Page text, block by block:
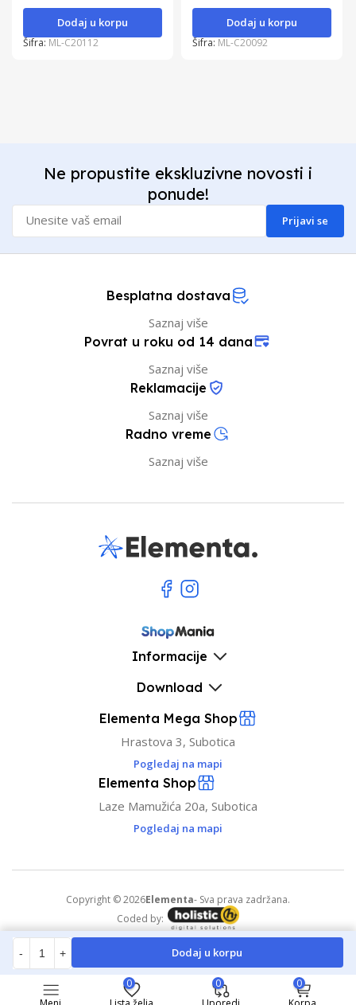
0
0
0
- + Dodaj u korpu
Dodaj u korpu
Šifra: ML-C20112
Dodaj u korpu
Šifra: ML-C20092
Ne propustite ekskluzivne novosti i
ponude!
Prijavi se
Besplatna dostava
Saznaj više
Povrat u roku od 14 dana
Saznaj više
Reklamacije
Saznaj više
Radno vreme
Saznaj više
Informacije
Download
Elementa Mega Shop
Hrastova 3, Subotica
Pogledaj na mapi
Elementa Shop
Laze Mamužića 20a, Subotica
Pogledaj na mapi
Copyright © 2026Elementa- Sva prava zadržana.
Coded by: